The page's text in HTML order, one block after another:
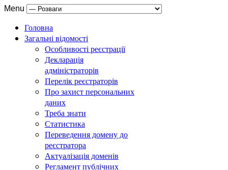
Menu
Головна
Загальні відомості
Особливості реєстрації
Декларація
адміністраторів
Перелік реєстраторів
Про захист персональних
даних
Треба знати
Статистика
Переведення домену до
реєстратора
Актуалізація доменів
Регламент публічних